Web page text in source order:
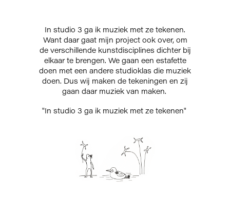
In studio 3 ga ik muziek met ze tekenen.
Want daar gaat mijn project ook over, om
de verschillende kunstdisciplines dichter bij
elkaar te brengen. We gaan een estafette
doen met een andere studioklas die muziek
doen. Dus wij maken de tekeningen en zij
gaan daar muziek van maken.
"In studio 3 ga ik muziek met ze tekenen"